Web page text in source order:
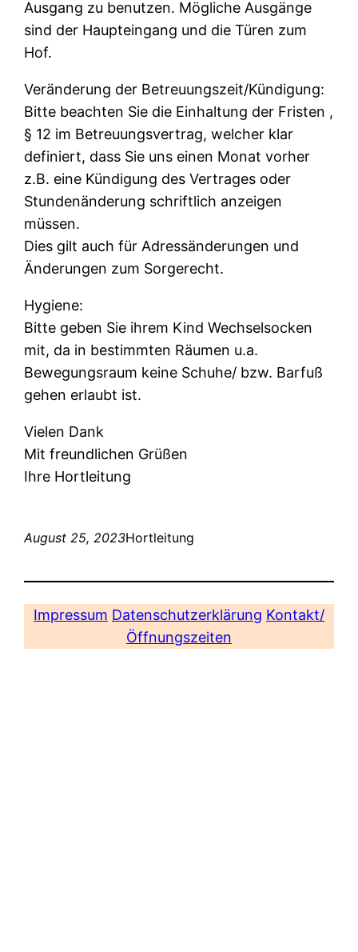
Ausgang zu benutzen. Mögliche Ausgänge
sind der Haupteingang und die Türen zum
Hof.
Veränderung der Betreuungszeit/Kündigung:
Bitte beachten Sie die Einhaltung der Fristen ,
§ 12 im Betreuungsvertrag, welcher klar
definiert, dass Sie uns einen Monat vorher
z.B. eine Kündigung des Vertrages oder
Stundenänderung schriftlich anzeigen
müssen.
Dies gilt auch für Adressänderungen und
Änderungen zum Sorgerecht.
Hygiene:
Bitte geben Sie ihrem Kind Wechselsocken
mit, da in bestimmten Räumen u.a.
Bewegungsraum keine Schuhe/ bzw. Barfuß
gehen erlaubt ist.
Vielen Dank
Mit freundlichen Grüßen
Ihre Hortleitung
August 25, 2023Hortleitung
Impressum Datenschutzerklärung Kontakt/
Öffnungszeiten